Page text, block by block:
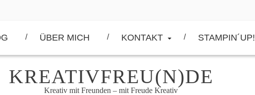
ÜBER MICH KONTAKT STAMPIN´UP!
KREATIVFREU(N)DE
Kreativ mit Freunden – mit Freude Kreativ